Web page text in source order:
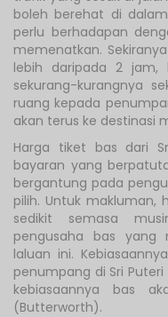
boleh berehat di
perlu berhadapan
memenatkan.
lebih daripada 2 jam,
sekurang-kurangnya
ruang kepada
akan terus ke destinasi
Harga tiket bas dari
bayaran yang
bergantung pada
pilih. Untuk makluman,
sedikit semasa
pengusaha bas yang
laluan ini.
penumpang di Sri
kebiasaannya bas
(Butterworth).